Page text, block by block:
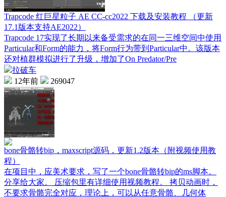
Trapcode 红巨星粒子 AE CC-cc2022 下载及安装教程 （更新
17.1版本支持AE2022）
Trapcode 17实现了长期以来备受需求的在同一三维空间中使用
Particular和Form的能力，将Form行为带到Particular中。该版本
还对植群模拟进行了升级，增加了On Predator/Pre
拉破车
12年前
269047
bone骨骼转bip，maxscript源码，更新1.2版本（附视频使用教
程）
在项目中，应美术要求，写了一个bone骨骼转bip的ms脚本。
分享给大家。 压缩包里有详细使用视频教程。 拷贝动画时，
不要求骨骼完全对应，理论上，可以从任意骨骼、几何体